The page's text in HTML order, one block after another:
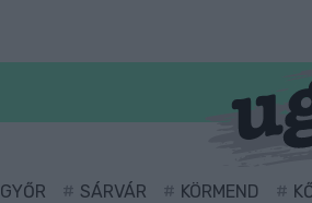
GYŐR SÁRVÁR KÖRMEND